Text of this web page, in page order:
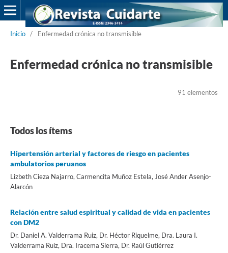
Inicio / Enfermedad crónica no transmisible
Enfermedad crónica no transmisible
91 elementos
Todos los ítems
Hipertensión arterial y factores de riesgo en pacientes
ambulatorios peruanos
Lizbeth Cieza Najarro, Carmencita Muñoz Estela, José Ander Asenjo-
Alarcón
Relación entre salud espiritual y calidad de vida en pacientes
con DM2
Dr. Daniel A. Valderrama Ruiz, Dr. Héctor Riquelme, Dra. Laura I.
Valderrama Ruiz, Dra. Iracema Sierra, Dr. Raúl Gutiérrez